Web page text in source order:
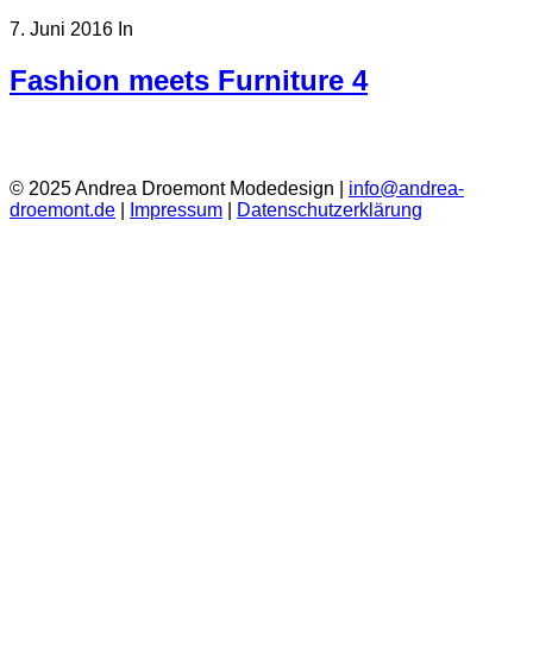
7. Juni 2016 In
Fashion meets Furniture 4
© 2025 Andrea Droemont Modedesign | info@andrea-
droemont.de
Impressum Datenschutzerklärung